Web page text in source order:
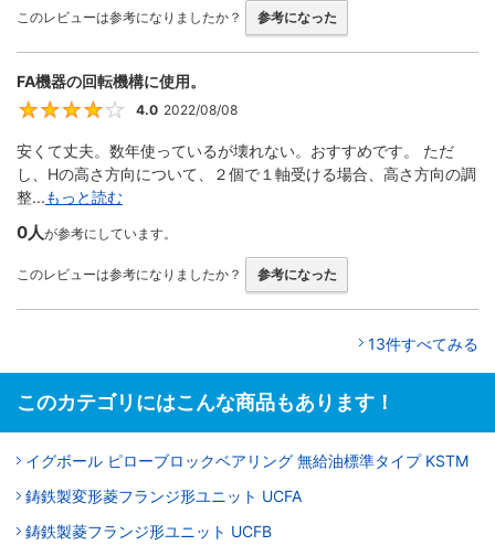
このレビューは参考になりましたか？ 参考になった
FA機器の回転機構に使用。
4
4.0 2022/08/08
安くて丈夫。数年使っているが壊れない。おすすめです。 ただ
し、Hの高さ方向について、２個で１軸受ける場合、高さ方向の調
整...もっと読む
0人が参考にしています。
このレビューは参考になりましたか？ 参考になった
13件すべてみる
このカテゴリにはこんな商品もあります！
イグボール ピローブロックベアリング 無給油標準タイプ KSTM
鋳鉄製変形菱フランジ形ユニット UCFA
鋳鉄製菱フランジ形ユニット UCFB